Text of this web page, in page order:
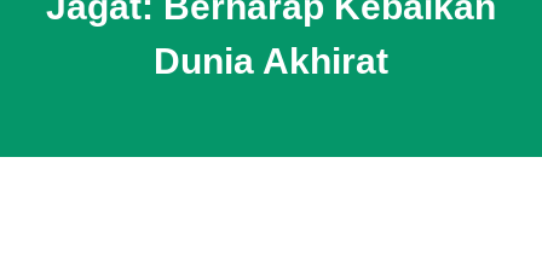
Dunia Akhirat